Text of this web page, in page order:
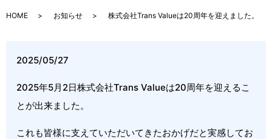
HOME お知らせ 株式会社Trans Valueは20周年を迎えました。
2025/05/27
2025年5月2日株式会社Trans Valueは20周年を迎えるこ
とが出来ました。
これも皆様に支えていただいてきたおかげだと実感してお